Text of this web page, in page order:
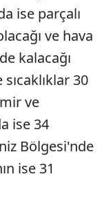
ise parçalı
ve hava
kalacağı
30
ve
ise 34
Bölgesi'nde
ise 31